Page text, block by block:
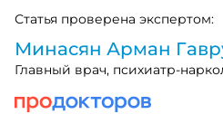
Статья проверена экспертом:
Минасян Арман
Главный врач, психиатр-